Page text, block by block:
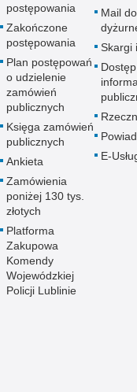
postępowania
Zakończone
postępowania
Plan postępowań
o udzielenie
zamówień
publicznych
Księga zamówień
publicznych
Ankieta
Zamówienia
poniżej 130 tys.
złotych
Platforma
Zakupowa
Komendy
Wojewódzkiej
Policji Lublinie
Mail do
Skargi
E-